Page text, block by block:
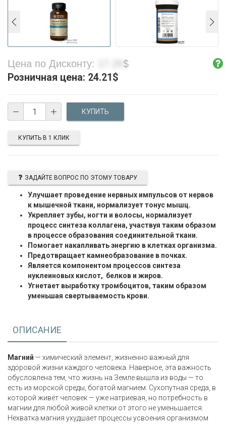
Цена по Дисконту: $
Розничная цена: 24.21 $
КУПИТЬ В 1 КЛИК
ЗАДАЙТЕ ВОПРОС ПО ЭТОМУ ТОВАРУ
Улучшает проведение нервных импульсов от нервов
к мышечной ткани, нормализует тонус мышц.
Укрепляет зубы, ногти и волосы, нормализует
процесс синтеза коллагена, участвуя таким образом
в процессе образования соединительной ткани.
Помогает накапливать энергию в клетках организма.
Предотвращает камнеобразование в почках.
Является компонентом процессов синтеза
нуклеиновых кислот, белков и жиров.
Угнетает выработку тромбоцитов, таким образом
уменьшая свертываемость крови.
ОПИСАНИЕ
Магний — химический элемент, жизненно важный для
здоровой жизни каждого человека. Наверное, эта важность
обусловлена тем, что жизнь на Земле вышла из воды — то
есть из морской среды, богатой магнием. Сухопутная среда, в
которой живёт человек — уже натриевая, но потребность в
магнии для любой живой клетки от этого не уменьшается.
Нехватка магния ухудшает процессы усвоения организмом